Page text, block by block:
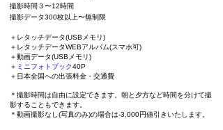
撮影時間３〜12時間
撮影データ300枚以上〜無制限
＋レタッチデータ(USBメモリ)
＋レタッチデータWEBアルバム(スマホ可)
＋動画データ(USBメモリ)
＋ ミニフォトブック40P
＋日本全国への出張料金・交通費
＊撮影時間は自由に設定できます。朝と夕方など時間を分けて撮
影することもできます。
＊動画撮影なし(写真のみ)の場合は-3,000円値引きいたします。